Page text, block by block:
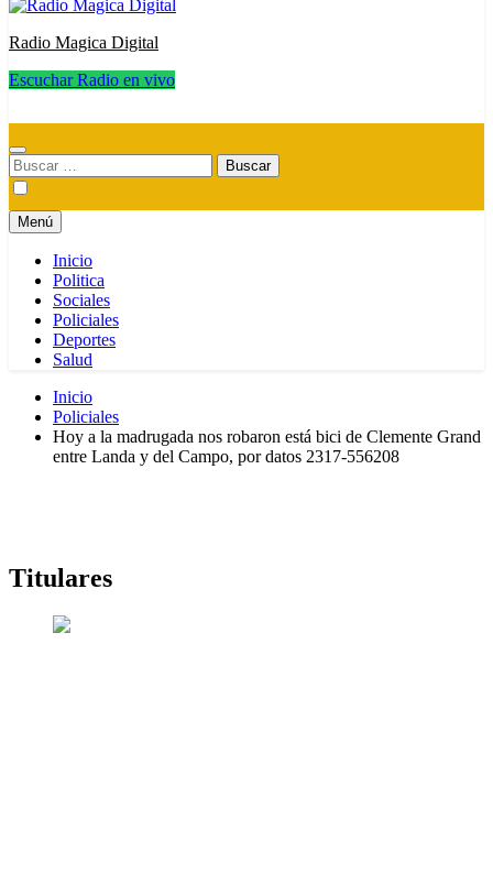
Radio Magica Digital
Escuchar Radio en vivo
Buscar:
Menú
Inicio
Politica
Sociales
Policiales
Deportes
Salud
Inicio
Policiales
Hoy a la madrugada nos robaron está bici de Clemente Grand
entre Landa y del Campo, por datos 2317-556208
Titulares